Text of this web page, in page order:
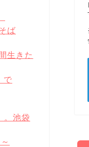
ば
生きた
で
。池袋